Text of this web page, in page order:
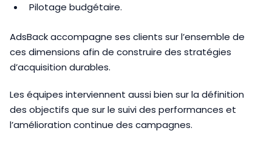
Pilotage budgétaire.
AdsBack accompagne ses clients sur l’ensemble de
ces dimensions afin de construire des stratégies
d’acquisition durables.
Les équipes interviennent aussi bien sur la définition
des objectifs que sur le suivi des performances et
l’amélioration continue des campagnes.